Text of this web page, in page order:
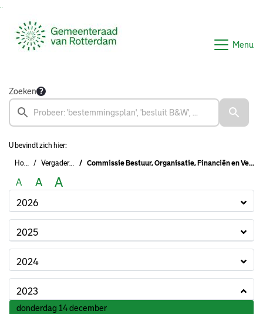
Menu
Zoeken
U bevindt zich hier:
Home Vergaderingen Commissie Bestuur, Organisatie, Financiën en Veiligheid (2022 - 2026)
A A A
2026
2025
2024
2023
donderdag 14 december2023